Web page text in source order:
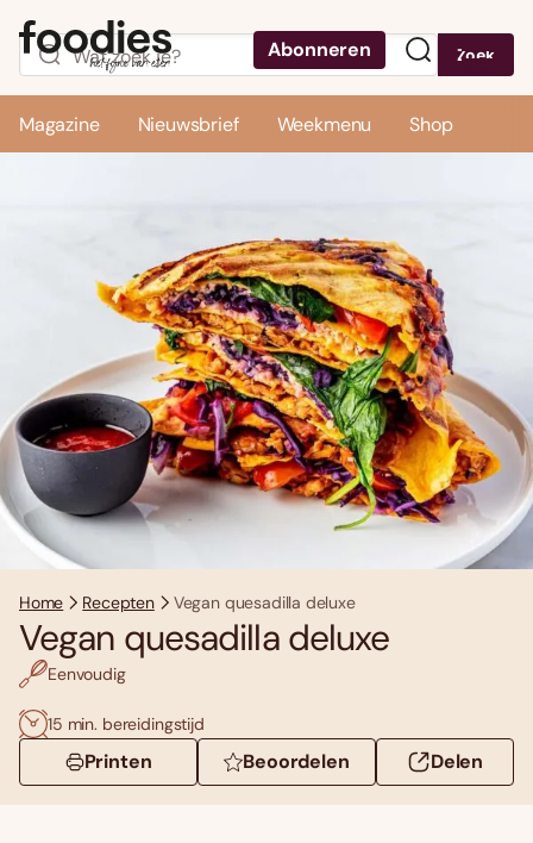
Abonneren Zoek
Magazine Nieuwsbrief Weekmenu Shop
Home Recepten Vegan quesadilla deluxe
Vegan quesadilla deluxe
Eenvoudig
15 min. bereidingstijd
Printen Beoordelen Delen